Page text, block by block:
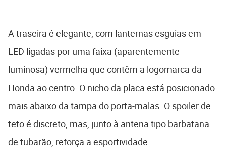
A traseira é elegante, com lanternas esguias em
LED ligadas por uma faixa (aparentemente
luminosa) vermelha que contêm a logomarca da
Honda ao centro. O nicho da placa está posicionado
mais abaixo da tampa do porta-malas. O spoiler de
teto é discreto, mas, junto à antena tipo barbatana
de tubarão, reforça a esportividade.